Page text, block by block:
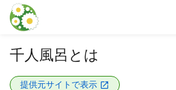
本文に飛ぶ
千人風呂とは
提供元サイトで表示